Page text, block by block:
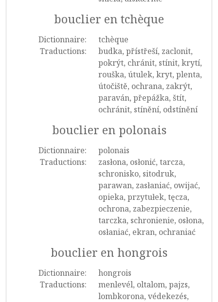
bouclier en tchèque
Dictionnaire:
tchèque
Traductions:
budka, přístřeší, zaclonit,
pokrýt, chránit, stínit, krytí,
rouška, útulek, kryt, plenta,
útočiště, ochrana, zakrýt,
paraván, přepážka, štít,
ochránit, stínění, odstínění
bouclier en polonais
Dictionnaire:
polonais
Traductions:
zasłona, osłonić, tarcza,
schronisko, sitodruk,
parawan, zasłaniać, owijać,
opieka, przytułek, tęcza,
ochrona, zabezpieczenie,
tarczka, schronienie, osłona,
osłaniać, ekran, ochraniać
bouclier en hongrois
Dictionnaire:
hongrois
Traductions:
menlevél, oltalom, pajzs,
lombkorona, védekezés,